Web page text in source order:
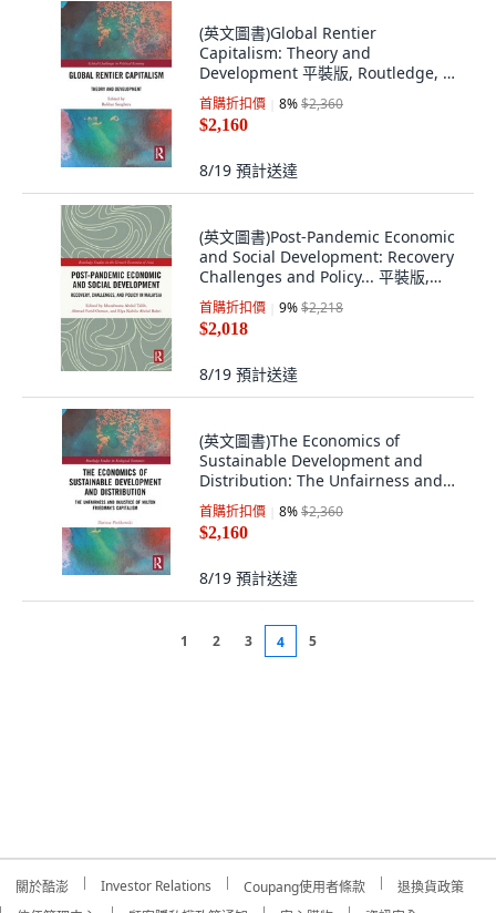
(英文圖書)Global Rentier
Capitalism: Theory and
Development 平裝版, Routledge, 英
文
首購折扣價 8%$2,360
$2,160
8/19 預計送達
(英文圖書)Post-Pandemic Economic
and Social Development: Recovery
Challenges and Policy... 平裝版,
Routledge, 英文
首購折扣價 9%$2,218
$2,018
8/19 預計送達
(英文圖書)The Economics of
Sustainable Development and
Distribution: The Unfairness and
In... 平裝版, Routledge, 英文
首購折扣價 8%$2,360
$2,160
8/19 預計送達
1 2 3 4 5
關於酷澎 Investor Relations Coupang使用者條款
退換貨政策